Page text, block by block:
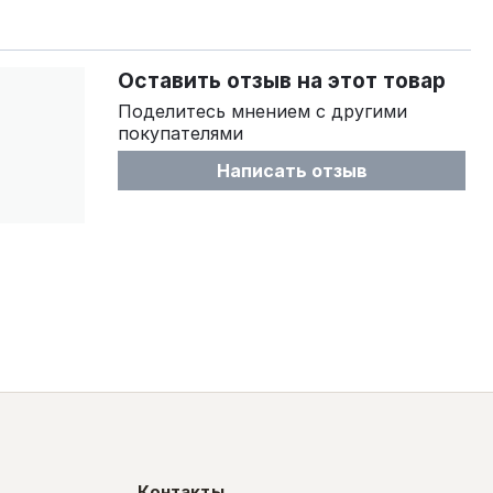
Оставить отзыв на этот товар
Поделитесь мнением с другими
покупателями
Написать отзыв